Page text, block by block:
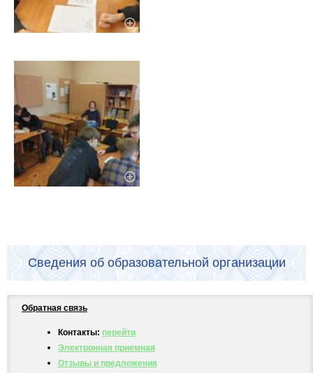
Сведения об образовательной организации
Обратная связь
Контакты: перейти
Электронная приемная
Отзывы и предложения